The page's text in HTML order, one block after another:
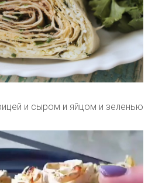
и сыром и яйцом и зеленью